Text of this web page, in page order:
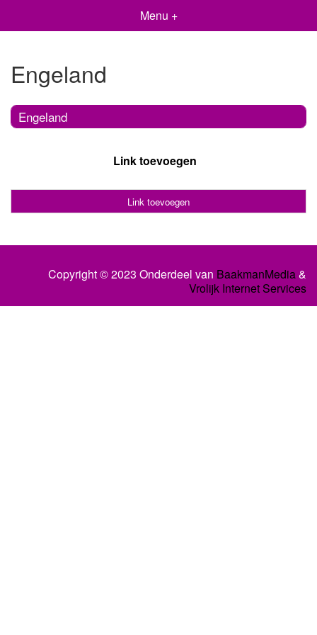
Menu +
Engeland
Engeland
Link toevoegen
Link toevoegen
Copyright © 2023 Onderdeel van BaakmanMedia&
Vrolijk Internet Services